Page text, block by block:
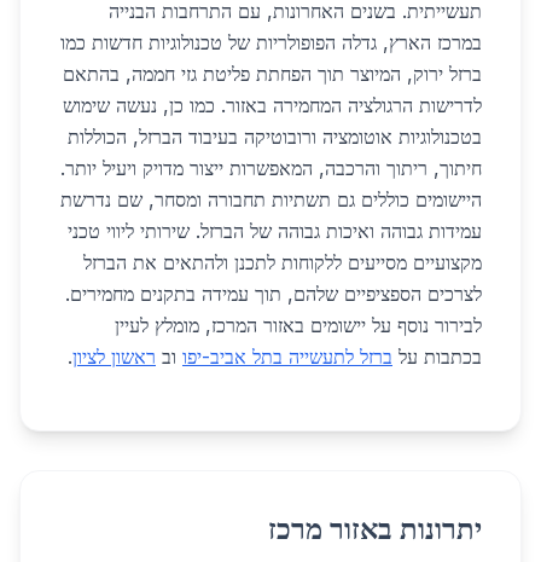
תעשייתית. בשנים האחרונות, עם התרחבות הבנייה
במרכז הארץ, גדלה הפופולריות של טכנולוגיות חדשות כמו
ברזל ירוק, המיוצר תוך הפחתת פליטת גזי חממה, בהתאם
לדרישות הרגולציה המחמירה באזור. כמו כן, נעשה שימוש
בטכנולוגיות אוטומציה ורובוטיקה בעיבוד הברזל, הכוללות
חיתוך, ריתוך והרכבה, המאפשרות ייצור מדויק ויעיל יותר.
היישומים כוללים גם תשתיות תחבורה ומסחר, שם נדרשת
עמידות גבוהה ואיכות גבוהה של הברזל. שירותי ליווי טכני
מקצועיים מסייעים ללקוחות לתכנן ולהתאים את הברזל
לצרכים הספציפיים שלהם, תוך עמידה בתקנים מחמירים.
לבירור נוסף על יישומים באזור המרכז, מומלץ לעיין
בכתבות על ברזל לתעשייה בתל אביב-יפו וב ראשון לציון.
יתרונות באזור מרכז